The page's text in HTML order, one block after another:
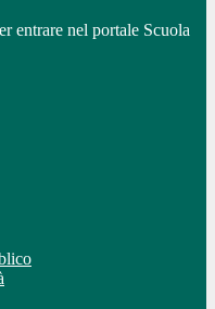
entrare nel portale Scuola